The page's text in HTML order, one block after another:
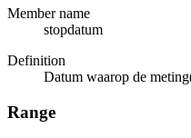
Member name
stopdatum
Definition
Datum waarop de
Range